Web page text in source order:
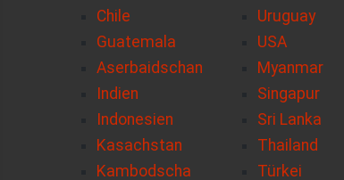
Chile
Guatemala
Uruguay
USA
Aserbaidschan
Indien
Indonesien
Kasachstan
Kambodscha
Myanmar
Singapur
Sri Lanka
Thailand
Türkei